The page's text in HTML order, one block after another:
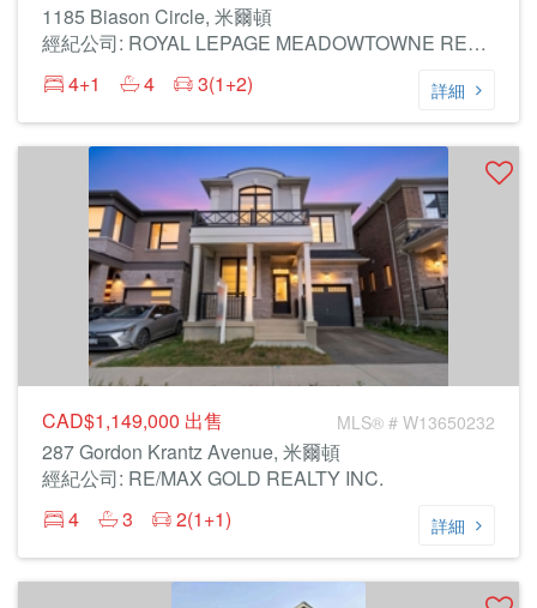
1185 Biason Circle, 米爾頓
經紀公司: ROYAL LEPAGE MEADOWTOWNE REALTY
4+1
4 3(1+2) 詳細
CAD$1,149,000 出售 MLS® # W13650232
287 Gordon Krantz Avenue, 米爾頓
經紀公司: RE/MAX GOLD REALTY INC.
4
3 2(1+1) 詳細